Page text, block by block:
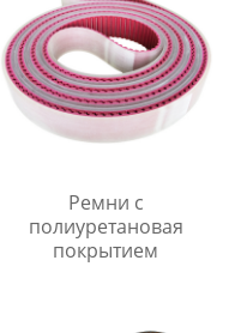
Ремни с
полиуретановая
покрытием